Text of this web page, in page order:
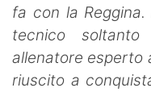
fa con la
tecnico
allenatore esperto
riuscito a